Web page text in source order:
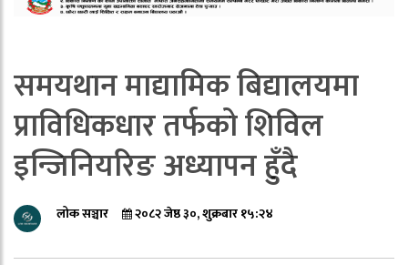
समयथान माद्यामिक बिद्यालयमा
प्राविधिकधार तर्फको शिविल
इन्जिनियरिङ अध्यापन हुँदै
लोक सञ्चार २०८२ जेष्ठ ३०, शुक्रबार १५:२४